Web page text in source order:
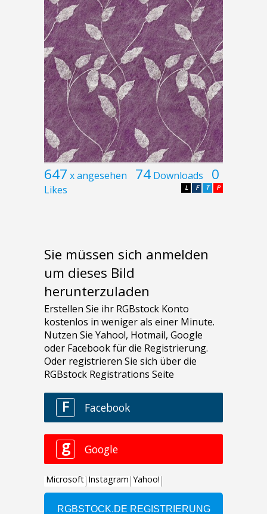
647 x angesehen 74 Downloads 0
Likes P
T
F
L
Sie müssen sich anmelden
um dieses Bild
herunterzuladen